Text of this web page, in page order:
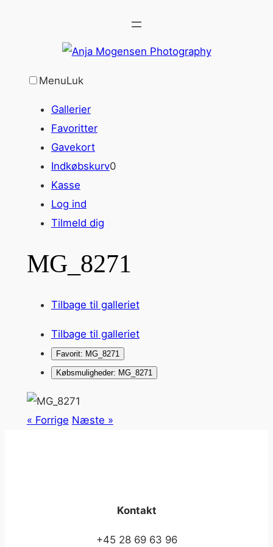
MenuLuk
Gallerier
Favoritter
Gavekort
Indkøbskurv0
Kasse
Log ind
Tilmeld dig
MG_8271
Tilbage til galleriet
Tilbage til galleriet
Favorit: MG_8271
Købsmuligheder: MG_8271
« Forrige Næste »
Kontakt
+45 28 69 63 96